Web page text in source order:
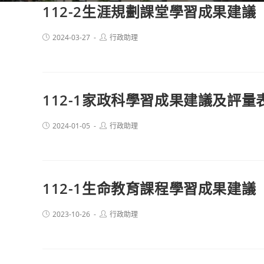
112-2生涯規劃課堂學習成果建議
Post2024-03-27
Post行政助理
112-1家政科學習成果建議及評量
Post2024-01-05
Post行政助理
112-1生命教育課程學習成果建議
Post2023-10-26
Post行政助理